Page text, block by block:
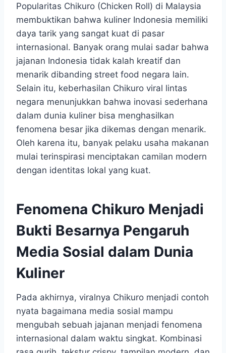
Popularitas Chikuro (Chicken Roll) di Malaysia
membuktikan bahwa kuliner Indonesia memiliki
daya tarik yang sangat kuat di pasar
internasional. Banyak orang mulai sadar bahwa
jajanan Indonesia tidak kalah kreatif dan
menarik dibanding street food negara lain.
Selain itu, keberhasilan Chikuro viral lintas
negara menunjukkan bahwa inovasi sederhana
dalam dunia kuliner bisa menghasilkan
fenomena besar jika dikemas dengan menarik.
Oleh karena itu, banyak pelaku usaha makanan
mulai terinspirasi menciptakan camilan modern
dengan identitas lokal yang kuat.
Fenomena Chikuro Menjadi
Bukti Besarnya Pengaruh
Media Sosial dalam Dunia
Kuliner
Pada akhirnya, viralnya Chikuro menjadi contoh
nyata bagaimana media sosial mampu
mengubah sebuah jajanan menjadi fenomena
internasional dalam waktu singkat. Kombinasi